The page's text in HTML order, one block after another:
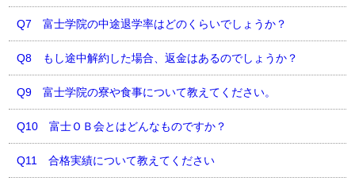
Q7 富士学院の中途退学率はどのくらいでしょうか？
Q8 もし途中解約した場合、返金はあるのでしょうか？
Q9 富士学院の寮や食事について教えてください。
Q10 富士ＯＢ会とはどんなものですか？
Q11 合格実績について教えてください